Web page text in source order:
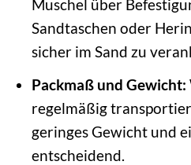
Muschel über
Sandtaschen oder
sicher im Sand zu
Packmaß und Gewicht:
regelmäßig
geringes Gewicht und
entscheidend.